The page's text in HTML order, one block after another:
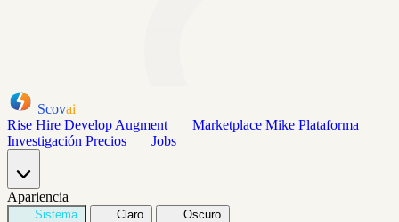
Scovai
Rise Hire Develop Augment Marketplace Mike Plataforma
Investigación Precios Jobs
Apariencia
Sistema Claro Oscuro